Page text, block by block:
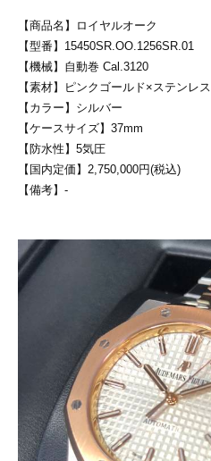
【商品名】ロイヤルオーク
【型番】15450SR.OO.1256SR.01
【機械】自動巻 Cal.3120
【素材】ピンクゴールド×ステンレス
【カラー】シルバー
【ケースサイズ】37mm
【防水性】5気圧
【国内定価】2,750,000円(税込)
【備考】-